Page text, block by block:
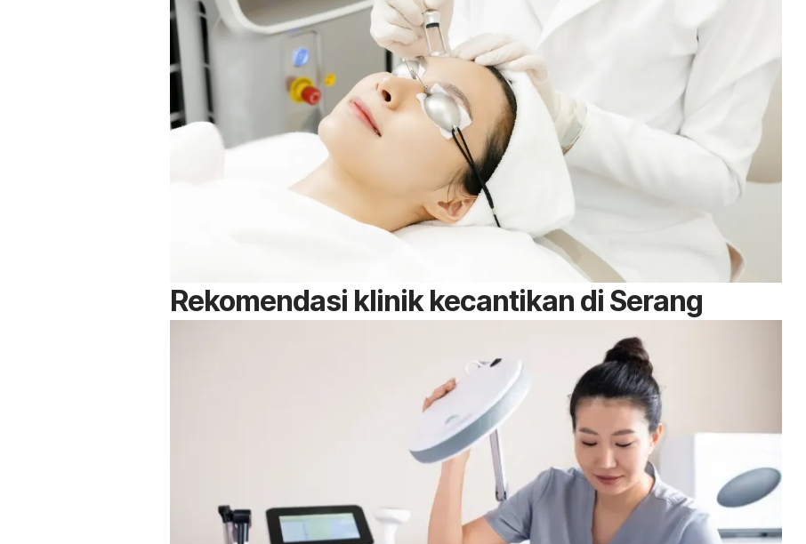
Rekomendasi klinik kecantikan di Serang